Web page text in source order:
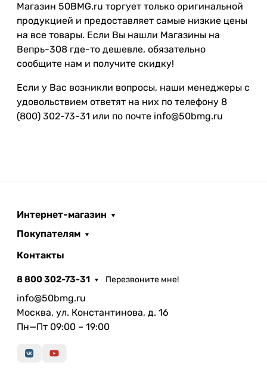
Магазин 50BMG.ru торгует только оригинальной
продукцией и предоставляет самые низкие цены
на все товары. Если Вы нашли Магазины на
Вепрь-308 где-то дешевле, обязательно
сообщите нам и получите скидку!
Если у Вас возникли вопросы, наши менеджеры с
удовольствием ответят на них по телефону 8
(800) 302-73-31 или по почте info@50bmg.ru
Интернет-магазин
Покупателям
Контакты
8 800 302-73-31 Перезвоните мне!
info@50bmg.ru
Москва, ул. Константинова, д. 16
Пн—Пт 09:00 – 19:00